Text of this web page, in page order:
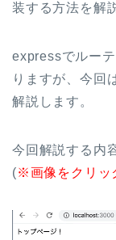
装する方法を解
expressでルー
りますが、今回
解説します。
今回解説する内
(※画像をクリッ